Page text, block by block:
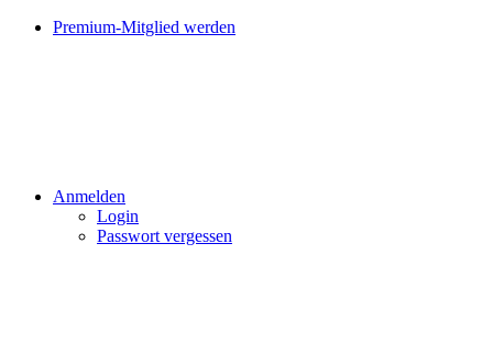
Premium-Mitglied werden
Anmelden
Login
Passwort vergessen